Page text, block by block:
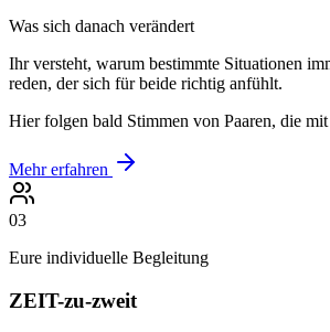
Was sich danach verändert
Ihr versteht, warum bestimmte Situationen
reden, der sich für beide richtig anfühlt.
Hier folgen bald Stimmen von Paaren, die
Mehr erfahren
03
Eure individuelle Begleitung
ZEIT-zu-zweit